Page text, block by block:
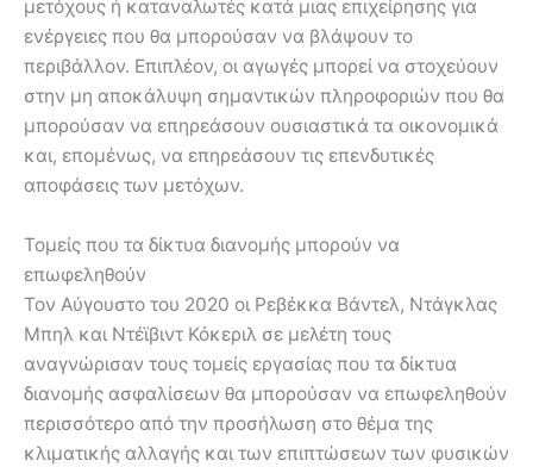
μετόχους ή καταναλωτές κατά μιας επιχείρησης για
ενέργειες που θα μπορούσαν να βλάψουν το
περιβάλλον. Επιπλέον, οι αγωγές μπορεί να στοχεύουν
στην μη αποκάλυψη σημαντικών πληροφοριών που θα
μπορούσαν να επηρεάσουν ουσιαστικά τα οικονομικά
και, επομένως, να επηρεάσουν τις επενδυτικές
αποφάσεις των μετόχων.
Τομείς που τα δίκτυα διανομής μπορούν να
επωφεληθούν
Τον Αύγουστο του 2020 οι Ρεβέκκα Βάντελ, Ντάγκλας
Μπηλ και Ντέϊβιντ Κόκεριλ σε μελέτη τους
αναγνώρισαν τους τομείς εργασίας που τα δίκτυα
διανομής ασφαλίσεων θα μπορούσαν να επωφεληθούν
περισσότερο από την προσήλωση στο θέμα της
κλιματικής αλλαγής και των επιπτώσεων των φυσικών